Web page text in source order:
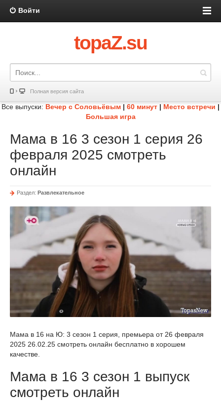
Войти
topaZ.su
Полная версия сайта
Все выпуски: Вечер с Соловьёвым | 60 минут | Место встречи |
Большая игра
Мама в 16 3 сезон 1 серия 26
февраля 2025 смотреть
онлайн
Раздел: Развлекательное
Мама в 16 на Ю: 3 сезон 1 серия, премьера от 26 февраля
2025 26.02.25 смотреть онлайн бесплатно в хорошем
качестве.
Мама в 16 3 сезон 1 выпуск
смотреть онлайн